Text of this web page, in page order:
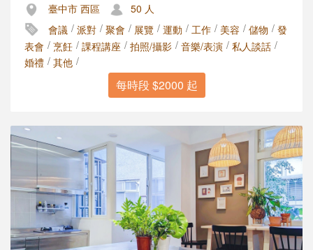
臺中市 西區
50 人
會議 / 派對 / 聚會 / 展覽 / 運動 / 工作 / 美容 / 儲物 / 發
表會 / 烹飪 / 課程講座 / 拍照/攝影 / 音樂/表演 / 私人談話 /
婚禮 / 其他 /
每時段 $2000 起